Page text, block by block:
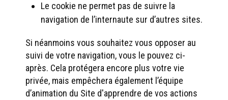
Le cookie ne permet pas de suivre la
navigation de l’internaute sur d’autres sites.
Si néanmoins vous souhaitez vous opposer au
suivi de votre navigation, vous le pouvez ci-
après. Cela protégera encore plus votre vie
privée, mais empêchera également l’équipe
d’animation du Site d'apprendre de vos actions